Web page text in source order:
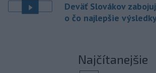
Deväť Slovákov
o čo najlepšie
Najčítanejšie